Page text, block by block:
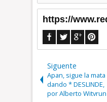
https://
Siguente
Apan, sigue la mata
dando * DESLINDE,
por Alberto Witvrun